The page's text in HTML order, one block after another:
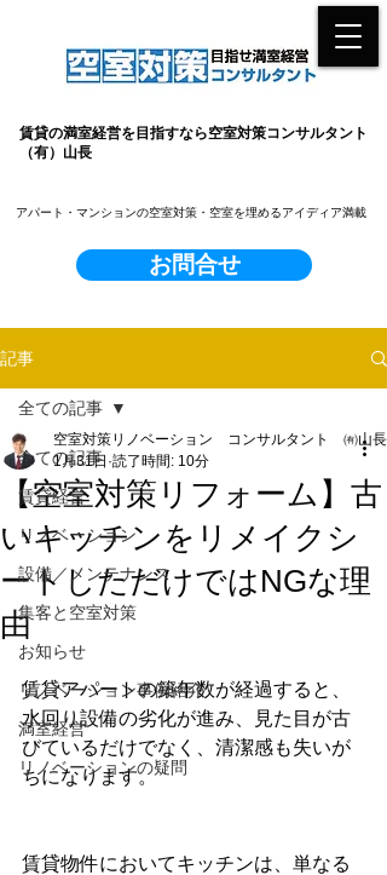
賃貸の満室経営を目指すなら空室対策コンサルタント
（有）山長
お問合せ
​アパート・マンションの空室対策・空室を埋めるアイディア満載
記事
全ての記事
賃貸経営
リノベーション
設備／メンテナンス
集客と空室対策
お知らせ
リノベーション事例紹介
満室経営
リノベーションの疑問
全ての記事
【空室対策リフォーム】古
いキッチンをリメイクシ
ートしただけではNGな理
由
空室対策リノベーション コンサルタント ㈲山長
1月31日 読了時間: 10分
賃貸アパートの築年数が経過すると、
水回り設備の劣化が進み、見た目が古
びているだけでなく、清潔感も失いが
ちになります。
賃貸物件においてキッチンは、単なる